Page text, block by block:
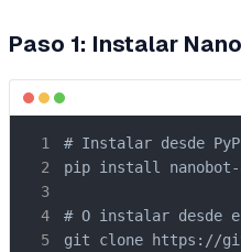
Paso 1: Instalar
# Instalar desde
pip install nanobot-
# O instalar desde
git clone https://